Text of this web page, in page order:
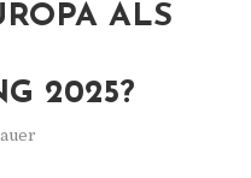
ALS
2025?